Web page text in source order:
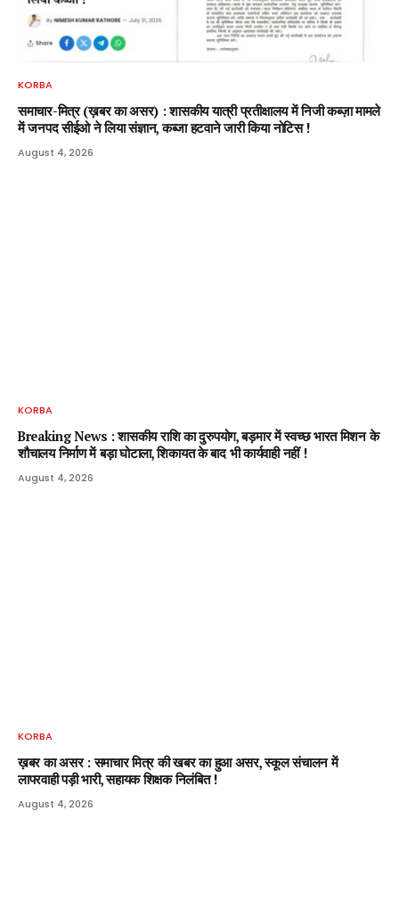
KORBA
समाचार-मित्र (ख़बर का असर) : शासकीय यात्री प्रतीक्षालय में निजी कब्ज़ा मामले
में जनपद सीईओ ने लिया संज्ञान, कब्जा हटवाने जारी किया नोटिस !
August 4, 2026
KORBA
Breaking News : शासकीय राशि का दुरुपयोग, बड़मार में स्वच्छ भारत मिशन के
शौचालय निर्माण में बड़ा घोटाला, शिकायत के बाद भी कार्यवाही नहीं !
August 4, 2026
KORBA
ख़बर का असर : समाचार मित्र की खबर का हुआ असर, स्कूल संचालन में
लापरवाही पड़ी भारी, सहायक शिक्षक निलंबित !
August 4, 2026